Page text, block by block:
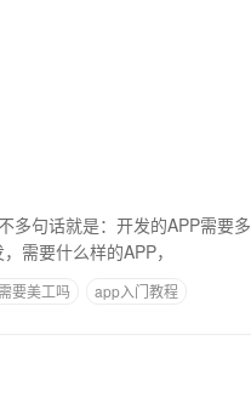
多句话就是：开发的APP需要多
，需要什么样的APP，
要美工吗
app入门教程